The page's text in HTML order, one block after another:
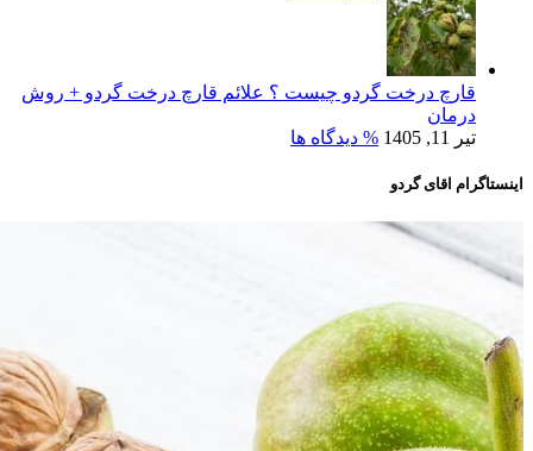
قارچ درخت گردو چیست ؟ علائم قارچ درخت گردو + روش
درمان
تیر 11, 1405
% دیدگاه ها
اینستاگرام اقای گردو